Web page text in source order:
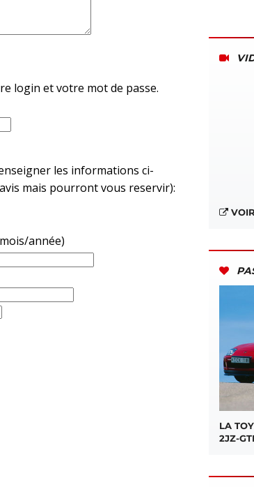
login et votre mot de passe.
les informations ci-
mais pourront vous reservir):
année)
LA
2JZ-